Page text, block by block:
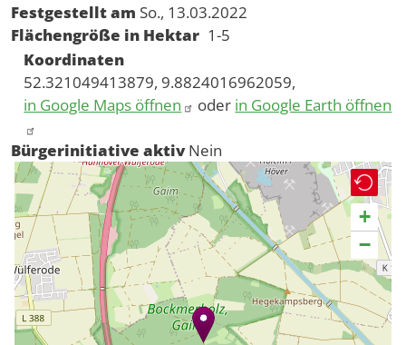
Festgestellt am So., 13.03.2022
Flächengröße in Hektar 1-5
Koordinaten
52.321049413879, 9.8824016962059,
in Google Maps öffnen
oder in Google Earth öffnen
Bürgerinitiative aktiv Nein
+
−